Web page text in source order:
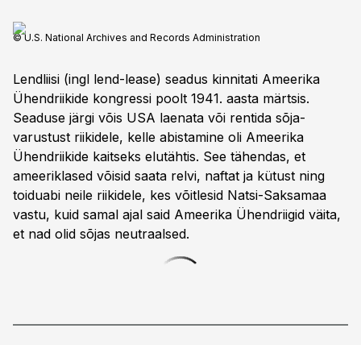
© U.S. National Archives and Records Administration
Lendliisi (ingl lend-lease) seadus kinnitati Ameerika
Ühendriikide kongressi poolt 1941. aasta märtsis.
Seaduse järgi võis USA laenata või rentida sõja­
varustust riikidele, kelle abistamine oli Ameerika
Ühendriikide kaitseks elutähtis. See tähendas, et
ameeriklased võisid saata relvi, naftat ja kütust ning
toiduabi neile riikidele, kes võitlesid Natsi-Saksamaa
vastu, kuid samal ajal said Ameerika Ühendriigid väita,
et nad olid sõjas neutraalsed.